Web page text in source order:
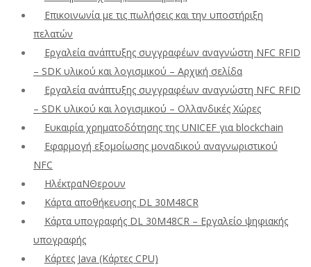
Επικοινωνία με τις πωλήσεις και την υποστήριξη
πελατών
Εργαλεία ανάπτυξης συγγραφέων αναγνώστη NFC RFID
– SDK υλικού και λογισμικού – Αρχική σελίδα
Εργαλεία ανάπτυξης συγγραφέων αναγνώστη NFC RFID
– SDK υλικού και λογισμικού – Ολλανδικές Χώρες
Ευκαιρία χρηματοδότησης της UNICEF για blockchain
Εφαρμογή εξομοίωσης μοναδικού αναγνωριστικού
NFC
ΗλέκτραΝΘερουν
Κάρτα αποθήκευσης DL 30M48CR
Κάρτα υπογραφής DL 30M48CR – Εργαλείο ψηφιακής
υπογραφής
Κάρτες Java (Κάρτες CPU)